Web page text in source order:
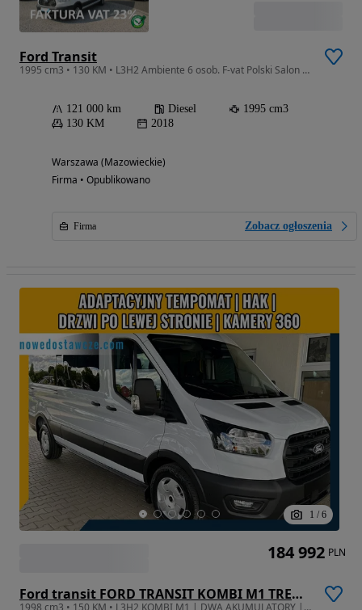
Ford Transit
1995 cm3 • 130 KM • L3H2 Ambiente 6 osob. F-vat Polski Salon Gwarancja
121 000 km Diesel
1995 cm3
130 KM
2018
Warszawa (Mazowieckie)
Firma • Opublikowano
Firma Zobacz ogłoszenia
1 / 6
Ford transit FORD TRANSIT KOMBI M1 TREND 2.0 ECOBLUE 150KM LDT 6.2 A8 FWD 350 L3
1998 cm3 • 150 KM • L3H2 KOMBI M1 | DWA AKUMULATORY | TYLNA KLIMATYZACJA |
184 992 PLN